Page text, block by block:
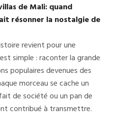
de Mali: quand
résonner la nostalgie de
revient pour une
simple : raconter la grande
populaires devenues des
morceau se cache un
de société ou un pan de
contribué à transmettre.